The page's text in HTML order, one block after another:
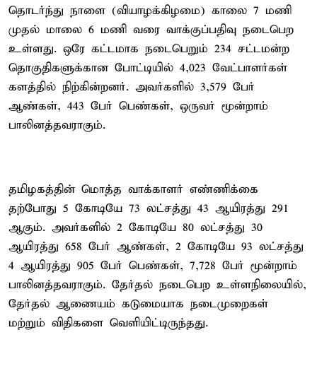
தொடர்ந்து நாளை (வியாழக்கிழமை) காலை 7 மணி
முதல் மாலை 6 மணி வரை வாக்குப்பதிவு நடைபெற
உள்ளது. ஒரே கட்டமாக நடைபெறும் 234 சட்டமன்ற
தொகுதிகளுக்கான போட்டியில் 4,023 வேட்பாளர்கள்
களத்தில் நிற்கின்றனர். அவர்களில் 3,579 பேர்
ஆண்கள், 443 பேர் பெண்கள், ஒருவர் மூன்றாம்
பாலினத்தவராகும்.
தமிழகத்தின் மொத்த வாக்காளர் எண்ணிக்கை
தற்போது 5 கோடியே 73 லட்சத்து 43 ஆயிரத்து 291
ஆகும். அவர்களில் 2 கோடியே 80 லட்சத்து 30
ஆயிரத்து 658 பேர் ஆண்கள், 2 கோடியே 93 லட்சத்து
4 ஆயிரத்து 905 பேர் பெண்கள், 7,728 பேர் மூன்றாம்
பாலினத்தவராகும். தேர்தல் நடைபெற உள்ளநிலையில்,
தேர்தல் ஆணையம் கடுமையாக நடைமுறைகள்
மற்றும் விதிகளை வெளியிட்டிருந்தது.